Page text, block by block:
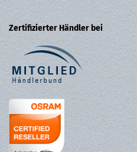
Zertifizierter Händler bei